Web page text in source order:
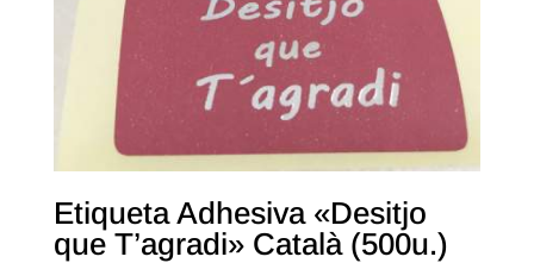
Etiqueta Adhesiva «Desitjo
que T’agradi» Català (500u.)